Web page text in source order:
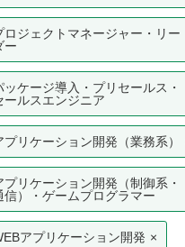
ロジェクトマネージャー・リー
ー
ッケージ導入・プリセールス・
ールスエンジニア
プリケーション開発（業務系）
プリケーション開発（制御系・
信）・ゲームプログラマー
アプリケーション開発 ×